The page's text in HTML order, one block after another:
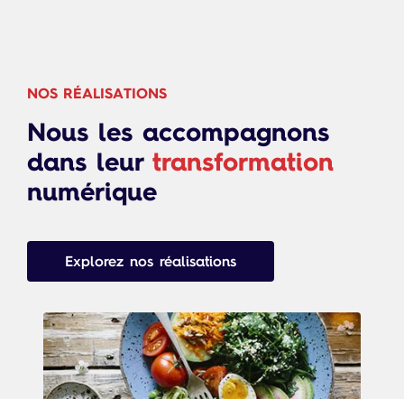
NOS RÉALISATIONS
Nous les accompagnons
dans leur transformation
numérique
Explorez nos réalisations